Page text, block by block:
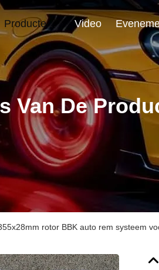
Producten Video
Van De
rotor BBK auto rem systeem